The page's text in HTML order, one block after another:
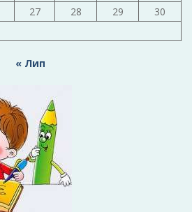
27 28 29
30
« Лип